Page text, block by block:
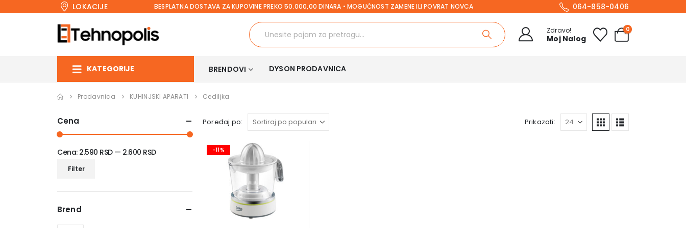
LOKACIJE BESPLATNA DOSTAVA ZA KUPOVINE PREKO 50.000,00 DINARA • MOGUĆNOST ZAMENE ILI POVRAT NOVCA 064-858-0406
Zdravo!
Moj Nalog
0
KATEGORIJE BRENDOVI DYSON PRODAVNICA
Prodavnica KUHINJSKI APARATI Cediljka
Poređaj po: Prikazati:
-11%
Cena
Minimalna
Maksimalna
Filter
Cena: 2.590 RSD — 2.600 RSD
Brend